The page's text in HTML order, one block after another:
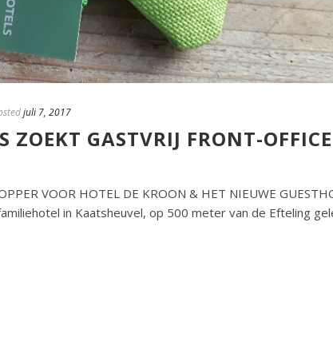
juli 7, 2017
ZOEKT GASTVRIJ FRONT-OFFICE
VOOR HOTEL DE KROON & HET NIEUWE
in Kaatsheuvel, op 500 meter van de Efteling